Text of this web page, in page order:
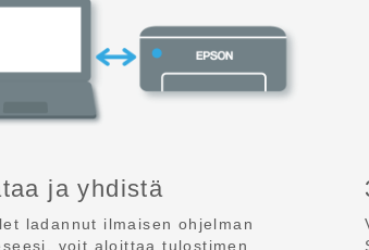
ja yhdistä
ladannut ilmaisen ohjelman
voit aloittaa tulostimen